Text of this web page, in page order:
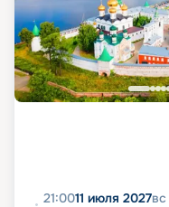
21:0011 июля 2027вс